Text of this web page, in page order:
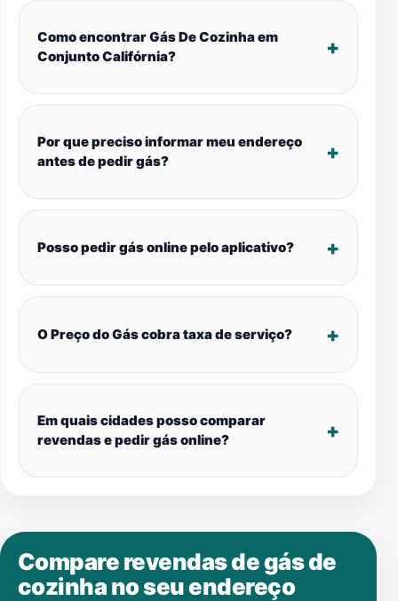
Como encontrar Gás De Cozinha em
Conjunto Califórnia?
Por que preciso informar meu endereço
antes de pedir gás?
Posso pedir gás online pelo aplicativo?
O Preço do Gás cobra taxa de serviço?
Em quais cidades posso comparar
revendas e pedir gás online?
Compare revendas de gás de
cozinha no seu endereço